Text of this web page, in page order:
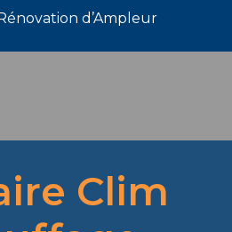
Rénovation d’Ampleur
Clim